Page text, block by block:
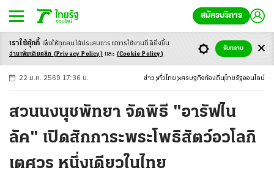
สมัครบริการ
-ก ก ก+
22 ม.ค. 2569 17:36 น. ข่าว ทั่วไทย เศรษฐกิจท้องถิ่น ไทยรัฐออนไลน์
สวนนงนุชพัทยา จัดพิธี "อารัฟไน
ลัค" เปิดสักการะพระโพธิสัตว์อวโลกิ
เตศวร หนึ่งเดียวในไทย
เราใช้คุ้กกี้ เพื่อให้ทุกคนได้ประสบการณ์การใช้งานที่ดียิ่งขึ้น
อ่านเพิ่มเติมคลิก (Privacy Policy) และ (Cookie Policy)
รับทราบ